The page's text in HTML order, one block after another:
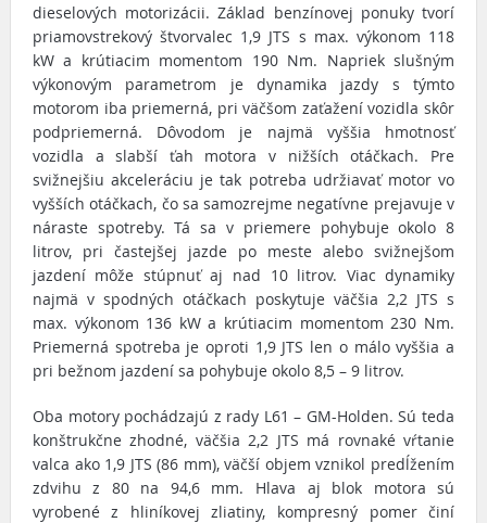
dieselových motorizácii. Základ benzínovej ponuky tvorí
priamovstrekový štvorvalec 1,9 JTS s max. výkonom 118
kW a krútiacim momentom 190 Nm. Napriek slušným
výkonovým parametrom je dynamika jazdy s týmto
motorom iba priemerná, pri väčšom zaťažení vozidla skôr
podpriemerná. Dôvodom je najmä vyššia hmotnosť
vozidla a slabší ťah motora v nižších otáčkach. Pre
svižnejšiu akceleráciu je tak potreba udržiavať motor vo
vyšších otáčkach, čo sa samozrejme negatívne prejavuje v
náraste spotreby. Tá sa v priemere pohybuje okolo 8
litrov, pri častejšej jazde po meste alebo svižnejšom
jazdení môže stúpnuť aj nad 10 litrov. Viac dynamiky
najmä v spodných otáčkach poskytuje väčšia 2,2 JTS s
max. výkonom 136 kW a krútiacim momentom 230 Nm.
Priemerná spotreba je oproti 1,9 JTS len o málo vyššia a
pri bežnom jazdení sa pohybuje okolo 8,5 – 9 litrov.
Oba motory pochádzajú z rady L61 – GM-Holden. Sú teda
konštrukčne zhodné, väčšia 2,2 JTS má rovnaké vŕtanie
valca ako 1,9 JTS (86 mm), väčší objem vznikol predĺžením
zdvihu z 80 na 94,6 mm. Hlava aj blok motora sú
vyrobené z hliníkovej zliatiny, kompresný pomer činí